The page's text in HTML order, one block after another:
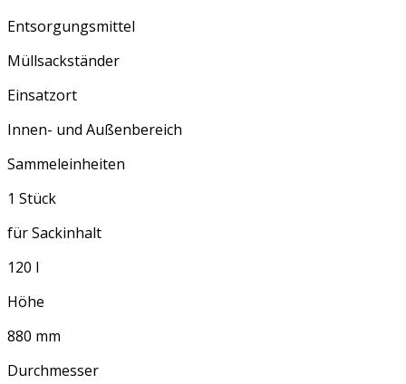
Entsorgungsmittel
Müllsackständer
Einsatzort
Innen- und Außenbereich
Sammeleinheiten
1 Stück
für Sackinhalt
120 l
Höhe
880 mm
Durchmesser